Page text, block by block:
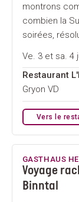
montrons
combien la
soirées,
Ve. 3 et sa. 4
Restaurant
Gryon VD
Vers le
GASTHAUS
Voyage
Binntal